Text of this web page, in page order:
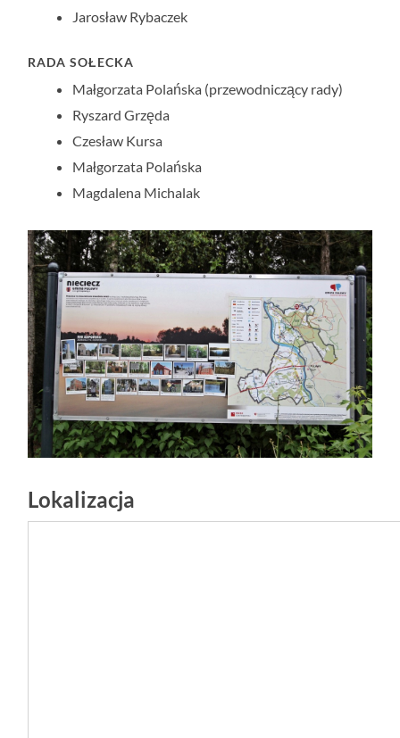
Jarosław Rybaczek
RADA SOŁECKA
Małgorzata Polańska (przewodniczący rady)
Ryszard Grzęda
Czesław Kursa
Małgorzata Polańska
Magdalena Michalak
Lokalizacja